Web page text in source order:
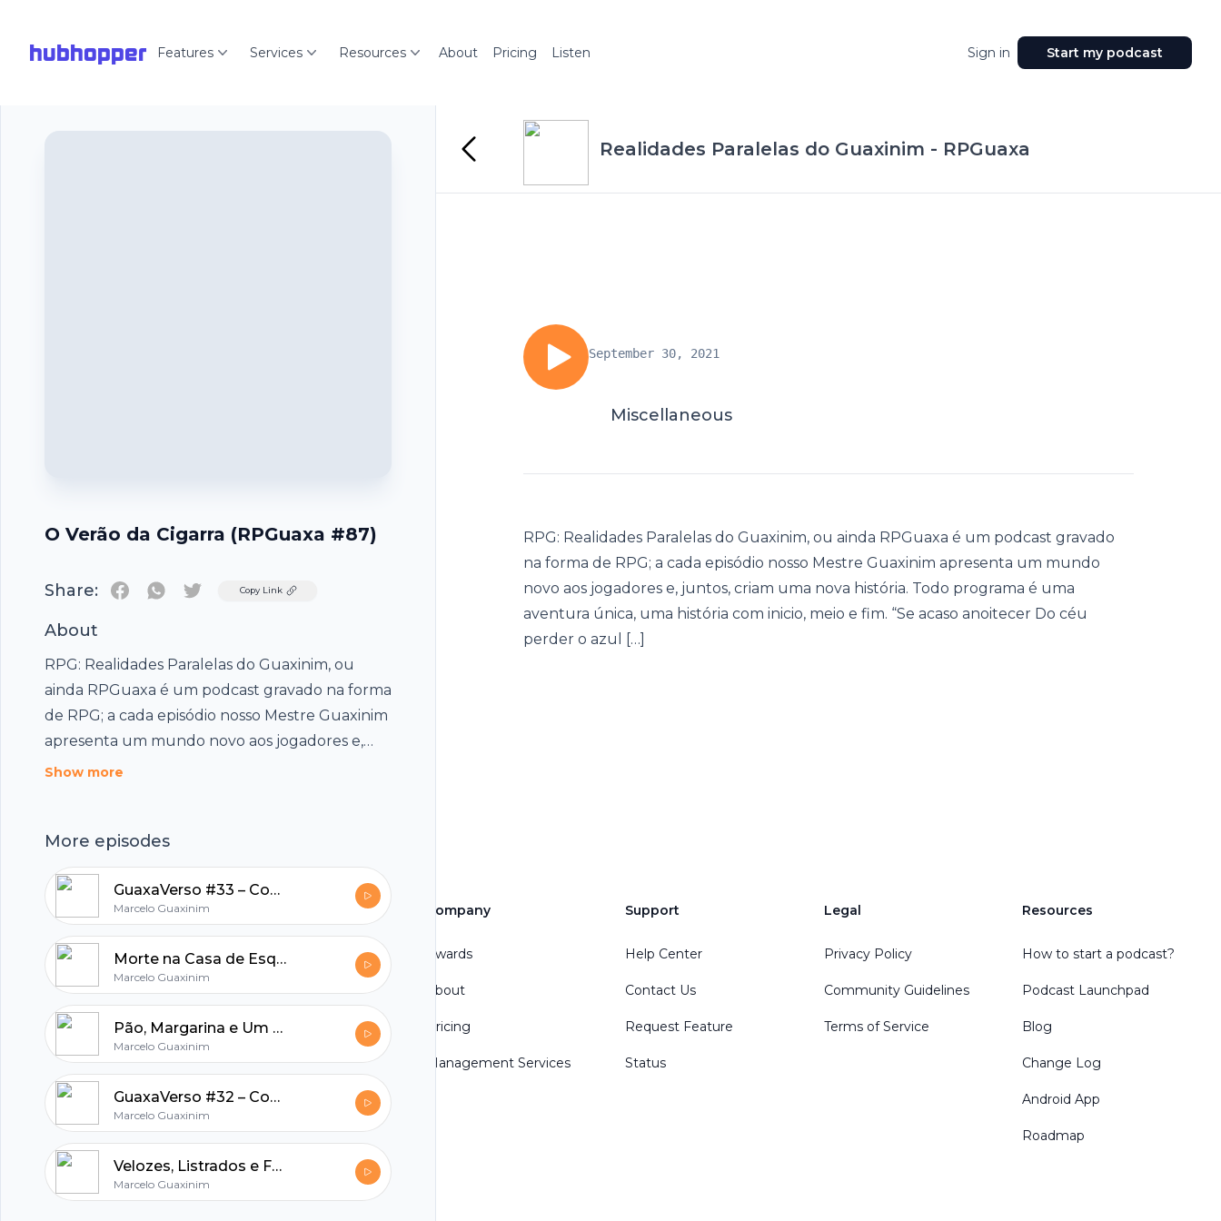
hubhopper Features Services Resources About Pricing Listen Sign in Start my podcast
O Verão da Cigarra (RPGuaxa #87)
Share: TwitterCopy Link
About
RPG: Realidades Paralelas do Guaxinim, ou
ainda RPGuaxa é um podcast gravado na forma
de RPG; a cada episódio nosso Mestre Guaxinim
apresenta um mundo novo aos jogadores e,
juntos, criam uma nova história. Todo programa
azul […]
Show more
More episodes
GuaxaVerso #33 – Comentários sobre o RPGuaxa #89!
Marcelo Guaxinim
Morte na Casa de Esqui (RPGuaxa #90) #CSIcast #InvadindoOSpin
Marcelo Guaxinim
Pão, Margarina e Um Meteoro (RPGuaxa #89)
Marcelo Guaxinim
GuaxaVerso #32 – Comentários sobre o RPGuaxa #88!
Marcelo Guaxinim
Velozes, Listrados e Furiosos(RPGuaxa #88)
Marcelo Guaxinim
Realidades Paralelas do Guaxinim - RPGuaxa
September 30, 2021
Miscellaneous
RPG: Realidades Paralelas do Guaxinim, ou ainda RPGuaxa é um podcast gravado
na forma de RPG; a cada episódio nosso Mestre Guaxinim apresenta um mundo
novo aos jogadores e, juntos, criam uma nova história. Todo programa é uma
aventura única, uma história com inicio, meio e fim. “Se acaso anoitecer Do céu
perder o azul […]
hubhopper
All in one podcasting platform.
Start my podcast
Company
Awards
About
Pricing
Management Services
Support
Help Center
Contact Us
Request Feature
Status
Legal
Privacy Policy
Community Guidelines
Terms of Service
Resources
How to start a podcast?
Podcast Launchpad
Blog
Change Log
Android App
Roadmap